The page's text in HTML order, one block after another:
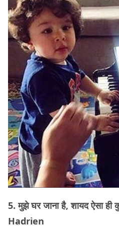
5. मुझे घर जाना है, शायद ऐसा
Hadrien